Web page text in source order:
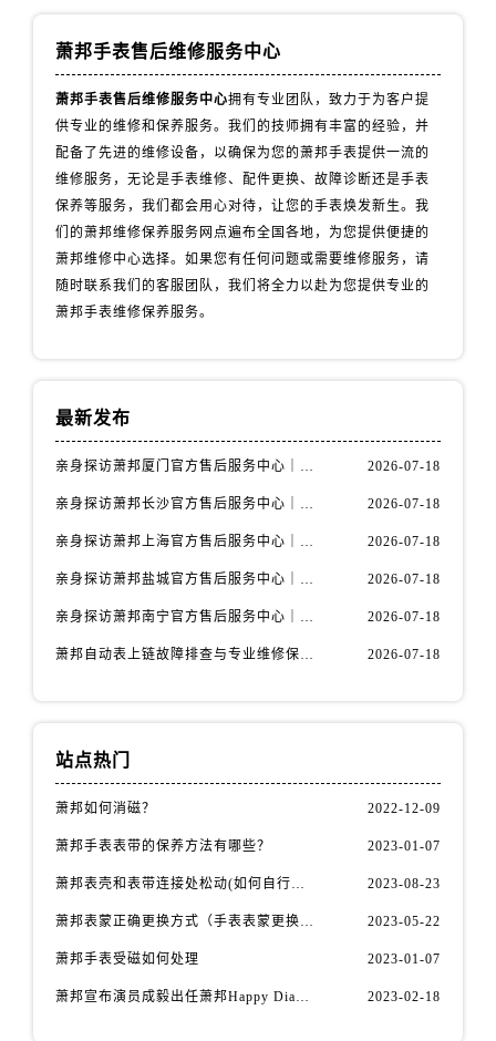
萧邦手表售后维修服务中心
萧邦手表售后维修服务中心拥有专业团队，致力于为客户提
供专业的维修和保养服务。我们的技师拥有丰富的经验，并
配备了先进的维修设备，以确保为您的萧邦手表提供一流的
维修服务，无论是手表维修、配件更换、故障诊断还是手表
保养等服务，我们都会用心对待，让您的手表焕发新生。我
们的萧邦维修保养服务网点遍布全国各地，为您提供便捷的
萧邦维修中心选择。如果您有任何问题或需要维修服务，请
随时联系我们的客服团队，我们将全力以赴为您提供专业的
萧邦手表维修保养服务。
最新发布
亲身探访萧邦厦门官方售后服务中心｜详细地址与售后电话（2026年7月最新） 2026-07-18
亲身探访萧邦长沙官方售后服务中心｜最新热线及维修地址（2026年7月最新） 2026-07-18
亲身探访萧邦上海官方售后服务中心｜完整地址与联系电话（2026年7月最新） 2026-07-18
亲身探访萧邦盐城官方售后服务中心｜热线电话与网点地址（2026年7月最新） 2026-07-18
亲身探访萧邦南宁官方售后服务中心｜官方电话及服务网点地址（2026年7月最新） 2026-07-18
萧邦自动表上链故障排查与专业维修保养权威公示（2026年7月最新） 2026-07-18
站点热门
萧邦如何消磁？ 2022-12-09
萧邦手表表带的保养方法有哪些？ 2023-01-07
萧邦表壳和表带连接处松动(如何自行修复) 2023-08-23
萧邦表蒙正确更换方式（手表表蒙更换知识） 2023-05-22
萧邦手表受磁如何处理 2023-01-07
萧邦宣布演员成毅出任萧邦Happy Diamonds系列品牌大使 2023-02-18